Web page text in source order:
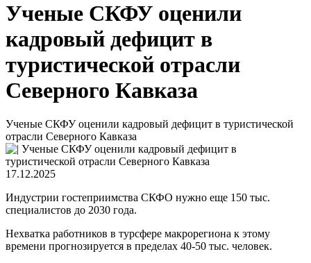
Ученые СКФУ оценили
кадровый дефицит в
туристической отрасли
Северного Кавказа
Ученые СКФУ оценили кадровый дефицит в туристической
отрасли Северного Кавказа
17.12.2025
Индустрии гостеприимства СКФО нужно еще 150 тыс.
специалистов до 2030 года.
Нехватка работников в турсфере макрорегиона к этому
времени прогнозируется в пределах 40-50 тыс. человек.